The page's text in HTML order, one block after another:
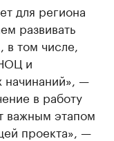
для региона
развивать
в том числе,
и
начинаний», —
в работу
важным этапом
проекта», —